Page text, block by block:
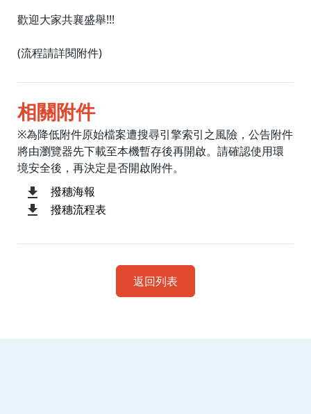
歡迎大家共襄盛舉!!!
(流程請詳閱附件)
相關附件
※為降低附件原始檔案遭搜尋引擎索引之風險，公告附件
將由瀏覽器先下載至本機暫存後再開啟。請確認使用環
境安全後，再決定是否開啟附件。
撥穗海報
撥穗流程表
返回列表